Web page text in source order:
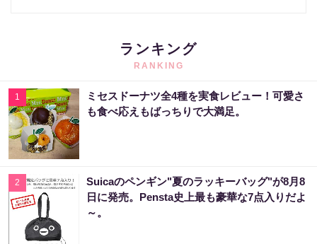
ランキング
RANKING
1
ミセスドーナツ全4種を実食レビュー！可愛さ
も食べ応えもばっちりで大満足。
2
Suicaのペンギン"夏のラッキーバッグ"が8月8
日に発売。Pensta史上最も豪華な7点入りだよ
～。